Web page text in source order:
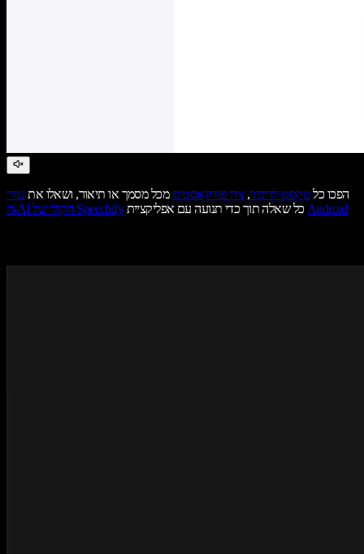
הפכו כלטקסט לדיבור,צרו פודקאסטים מכל מסמך או תיאור, ושאלו את עוזר
ה-AI הקולי של Speechify
כל שאלה תוך כדי תנועה עם אפליקצייתAndroid